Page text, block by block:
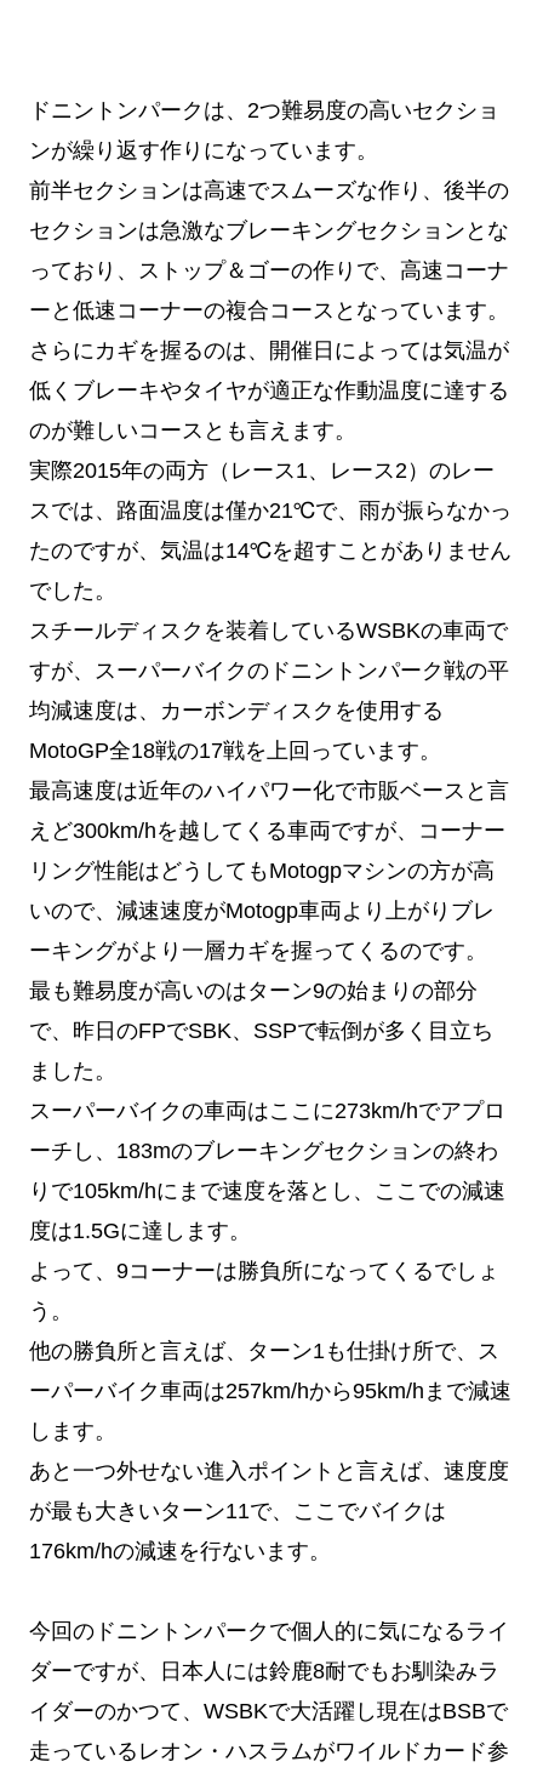
ドニントンパークは、2つ難易度の高いセクショ
ンが繰り返す作りになっています。
前半セクションは高速でスムーズな作り、後半の
セクションは急激なブレーキングセクションとな
っており、ストップ＆ゴーの作りで、高速コーナ
ーと低速コーナーの複合コースとなっています。
さらにカギを握るのは、開催日によっては気温が
低くブレーキやタイヤが適正な作動温度に達する
のが難しいコースとも言えます。
実際2015年の両方（レース1、レース2）のレー
スでは、路面温度は僅か21℃で、雨が振らなかっ
たのですが、気温は14℃を超すことがありません
でした。
スチールディスクを装着しているWSBKの車両で
すが、スーパーバイクのドニントンパーク戦の平
均減速度は、カーボンディスクを使用する
MotoGP全18戦の17戦を上回っています。
最高速度は近年のハイパワー化で市販ベースと言
えど300km/hを越してくる車両ですが、コーナー
リング性能はどうしてもMotogpマシンの方が高
いので、減速速度がMotogp車両より上がりブレ
ーキングがより一層カギを握ってくるのです。
最も難易度が高いのはターン9の始まりの部分
で、昨日のFPでSBK、SSPで転倒が多く目立ち
ました。
スーパーバイクの車両はここに273km/hでアプロ
ーチし、183mのブレーキングセクションの終わ
りで105km/hにまで速度を落とし、ここでの減速
度は1.5Gに達します。
よって、9コーナーは勝負所になってくるでしょ
う。
他の勝負所と言えば、ターン1も仕掛け所で、ス
ーパーバイク車両は257km/hから95km/hまで減速
します。
あと一つ外せない進入ポイントと言えば、速度度
が最も大きいターン11で、ここでバイクは
176km/hの減速を行ないます。
今回のドニントンパークで個人的に気になるライ
ダーですが、日本人には鈴鹿8耐でもお馴染みラ
イダーのかつて、WSBKで大活躍し現在はBSBで
走っているレオン・ハスラムがワイルドカード参